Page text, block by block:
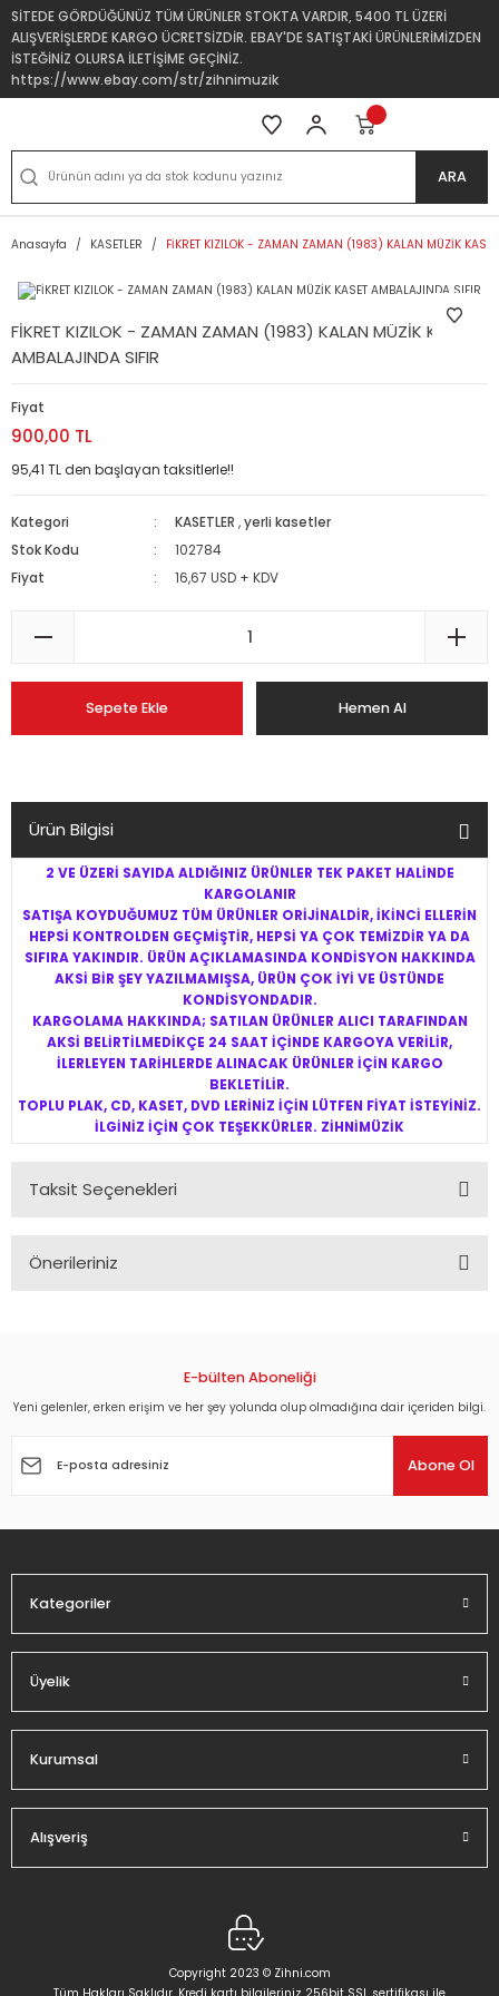
SİTEDE GÖRDÜĞÜNÜZ TÜM ÜRÜNLER STOKTA VARDIR, 5400 TL ÜZERİ
ALIŞVERİŞLERDE KARGO ÜCRETSİZDİR. EBAY'DE SATIŞTAKİ ÜRÜNLERİMİZDEN
İSTEĞİNİZ OLURSA İLETİŞİME GEÇİNİZ.
https://www.ebay.com/str/zihnimuzik
ARA
Anasayfa KASETLER FİKRET KIZILOK - ZAMAN ZAMAN (1983) KALAN MÜZİK
FİKRET KIZILOK - ZAMAN ZAMAN (1983) KALAN MÜZİK KASET
AMBALAJINDA SIFIR
Fiyat
900,00 TL
95,41 TL den başlayan taksitlerle!!
Kategori KASETLER ,yerli kasetler
Stok Kodu
102784
Fiyat
16,67 USD + KDV
Sepete Ekle Hemen Al
Ürün Bilgisi
2 VE ÜZERİ SAYIDA ALDIĞINIZ ÜRÜNLER TEK PAKET HALİNDE
KARGOLANIR
SATIŞA KOYDUĞUMUZ TÜM ÜRÜNLER ORİJİNALDİR, İKİNCİ ELLERİN
HEPSİ KONTROLDEN GEÇMİŞTİR, HEPSİ YA ÇOK TEMİZDİR YA DA
SIFIRA YAKINDIR. ÜRÜN AÇIKLAMASINDA KONDİSYON HAKKINDA
AKSİ BİR ŞEY YAZILMAMIŞSA, ÜRÜN ÇOK İYİ VE ÜSTÜNDE
KONDİSYONDADIR.
KARGOLAMA HAKKINDA; SATILAN ÜRÜNLER ALICI TARAFINDAN
AKSİ BELİRTİLMEDİKÇE 24 SAAT İÇİNDE KARGOYA VERİLİR,
İLERLEYEN TARİHLERDE ALINACAK ÜRÜNLER İÇİN KARGO
BEKLETİLİR.
TOPLU PLAK, CD, KASET, DVD LERİNİZ İÇİN LÜTFEN FİYAT İSTEYİNİZ.
İLGİNİZ İÇİN ÇOK TEŞEKKÜRLER. ZİHNİMÜZİK
Taksit Seçenekleri
Önerileriniz
Görüş ve önerileriniz için teşekkür ederiz.
Ürün açıklamasında eksik bilgiler bulunuyor.
E-bülten Aboneliği
Yeni gelenler, erken erişim ve her şey yolunda olup olmadığına dair içeriden bilgi.
Abone Ol
Kategoriler
Üyelik
Kurumsal
Alışveriş
Copyright 2023 © Zihni.com
Tüm Hakları Saklıdır. Kredi kartı bilgileriniz 256bit SSL sertifikası ile